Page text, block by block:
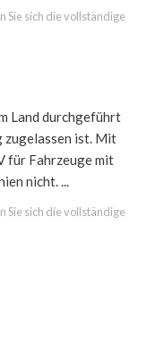
Sie sich die vollständige
Land durchgeführt
zugelassen ist. Mit
für Fahrzeuge mit
nicht. ...
Sie sich die vollständige